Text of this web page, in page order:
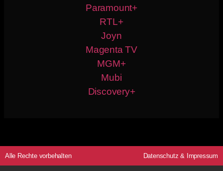
Paramount+
RTL+
Joyn
Magenta TV
MGM+
Mubi
Discovery+
Alle Rechte vorbehalten Datenschutz & Impressum